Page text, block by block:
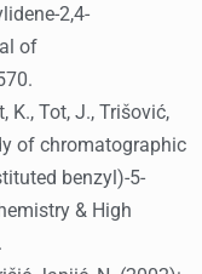
2,4-
of
K., Tot, J., Trišović,
of chromatographic
benzyl)-5-
& High